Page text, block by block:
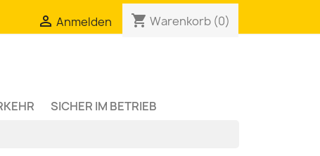
 Anmelden shopping_cart Warenkorb (0)
SICHER IM BETRIEB